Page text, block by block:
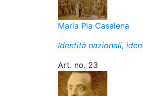
Maria Pia Casalena
Identità nazionali,
Art. no. 23